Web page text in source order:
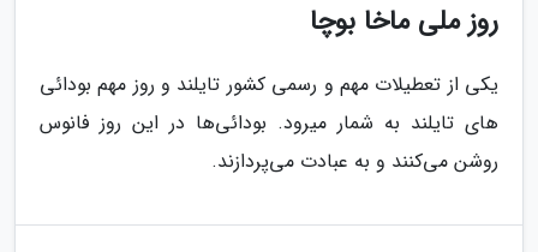
روز ملی ماخا بوچا
یکی از تعطیلات مهم و رسمی کشور تایلند و روز مهم بودائی
های تایلند به شمار میرود. بودائی‌ها در این روز فانوس
روشن می‌کنند و به عبادت می‌پردازند.